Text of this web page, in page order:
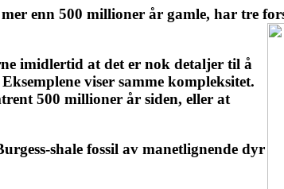
enn 500 millioner år gamle, har tre
imidlertid at det er nok detaljer til å
viser samme kompleksitet.
500 millioner år siden, eller at
shale fossil av manetlignende dyr